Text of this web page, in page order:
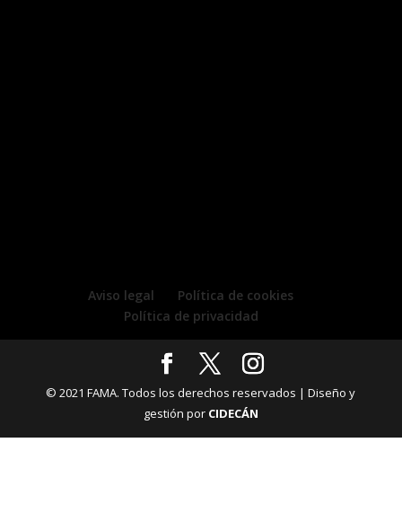
Aviso legal
Política de cookies
Política de privacidad
© 2021 FAMA. Todos los derechos reservados | Diseño y
gestión por CIDECÁN